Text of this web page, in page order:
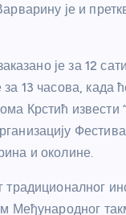
је и
је за 12
13 часова, када
Крстић извести
и околине.
Међународног